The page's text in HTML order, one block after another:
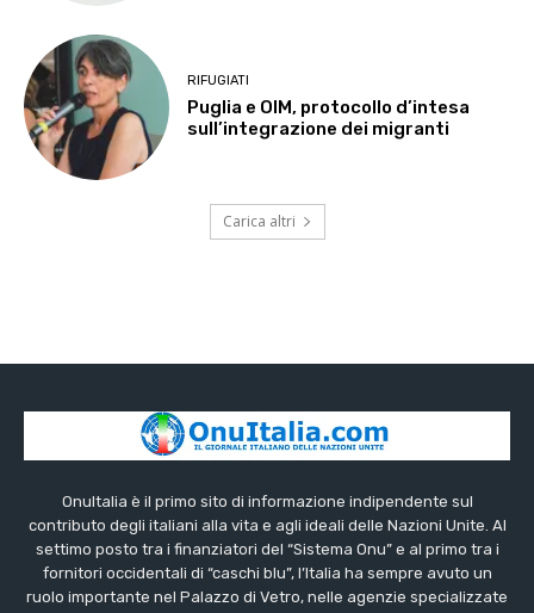
RIFUGIATI
Puglia e OIM, protocollo d’intesa
sull’integrazione dei migranti
Carica altri
OnuItalia è il primo sito di informazione indipendente sul
contributo degli italiani alla vita e agli ideali delle Nazioni Unite. Al
settimo posto tra i finanziatori del “Sistema Onu” e al primo tra i
fornitori occidentali di “caschi blu”, l’Italia ha sempre avuto un
ruolo importante nel Palazzo di Vetro, nelle agenzie specializzate